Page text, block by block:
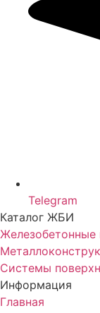
Telegram
Каталог ЖБИ
Железобетонные
Системы
Информация
Главная